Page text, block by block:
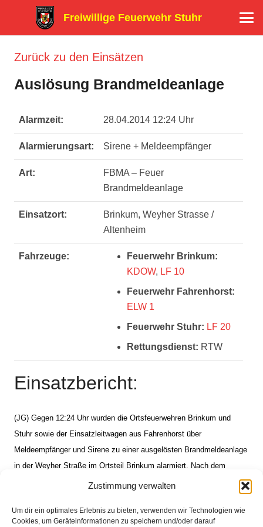
Zustimmung verwalten
Um dir ein optimales Erlebnis zu bieten, verwenden wir Technologien wie
Cookies, um Geräteinformationen zu speichern und/oder darauf
Freiwillige Feuerwehr Stuhr
Zurück zu den Einsätzen
Auslösung Brandmeldeanlage
Alarmzeit: 28.04.2014 12:24 Uhr
Alarmierungsart: Sirene + Meldeempfänger
Art:
FBMA – Feuer
Brandmeldeanlage
Einsatzort:
Brinkum, Weyher Strasse /
Altenheim
Fahrzeuge:
Feuerwehr Brinkum:
KDOW, LF 10
Feuerwehr Fahrenhorst:
ELW 1
Feuerwehr Stuhr: LF 20
Rettungsdienst: RTW
Einsatzbericht:
(JG) Gegen 12:24 Uhr wurden die Ortsfeuerwehren Brinkum und
Stuhr sowie der Einsatzleitwagen aus Fahrenhorst über
Meldeempfänger und Sirene zu einer ausgelösten Brandmeldeanlage
in der Weyher Straße im Ortsteil Brinkum alarmiert. Nach dem
Eintreffen der ersten Einsatzkräfte dann Entwarnung. Aus
aus. Die Feuerwehr stellte die Anlage zurück und konnte danach